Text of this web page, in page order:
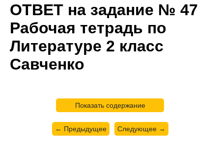
ОТВЕТ на задание № 47
Рабочая тетрадь по
Литературе 2 класс
Савченко
Показать содержание
← Предыдущее Следующее →